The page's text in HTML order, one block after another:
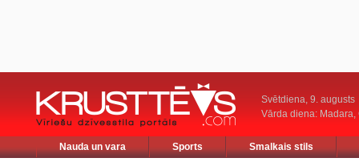
Svētdiena, 9. augusts
Vārda diena: Madara,
Nauda un vara Sports Smalkais stils